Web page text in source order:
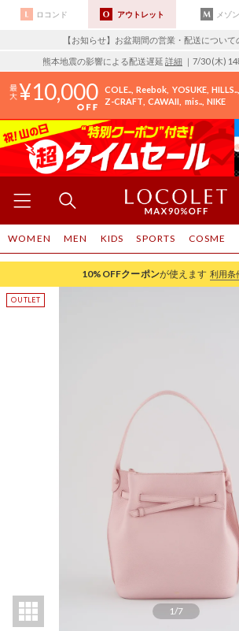
ロコンド アウトレット メゾン
【お知らせ】お盆期間の営業・配送について
熊本地震の影響による配送遅延 詳細 ｜7/30 (木)
10,000 COLE.. Reebok YOSUKE HILLS..
Z-CRAFT CAWAII mis.. NIKE
WOMEN MEN KIDS SPORTS COSME
10%OFFクーポンが使えます 利用条
1/7